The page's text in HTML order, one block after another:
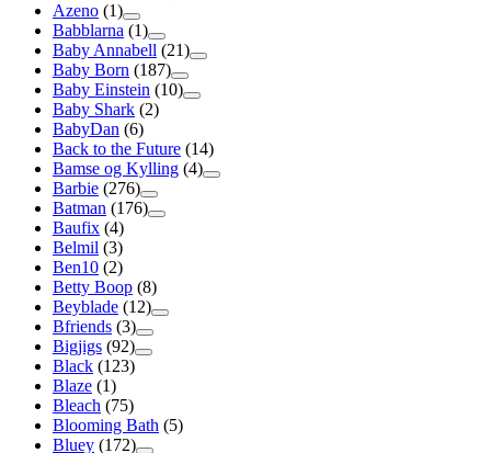
Azeno (1)
Babblarna (1)
Baby Annabell (21)
Baby Born (187)
Baby Einstein (10)
Baby Shark (2)
BabyDan (6)
Back to the Future (14)
Bamse og Kylling (4)
Barbie (276)
Batman (176)
Baufix (4)
Belmil (3)
Ben10 (2)
Betty Boop (8)
Beyblade (12)
Bfriends (3)
Bigjigs (92)
Black (123)
Blaze (1)
Bleach (75)
Blooming Bath (5)
Bluey (172)